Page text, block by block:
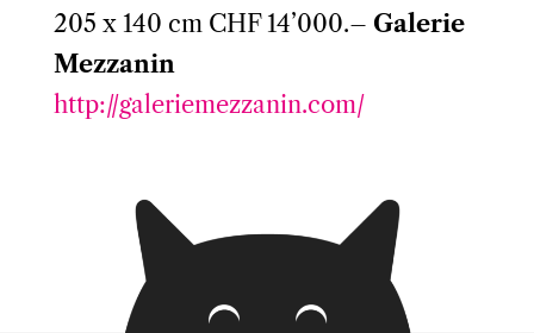
205 x 140 cm CHF 14’000.– Galerie
Mezzanin
http://galeriemezzanin.com/